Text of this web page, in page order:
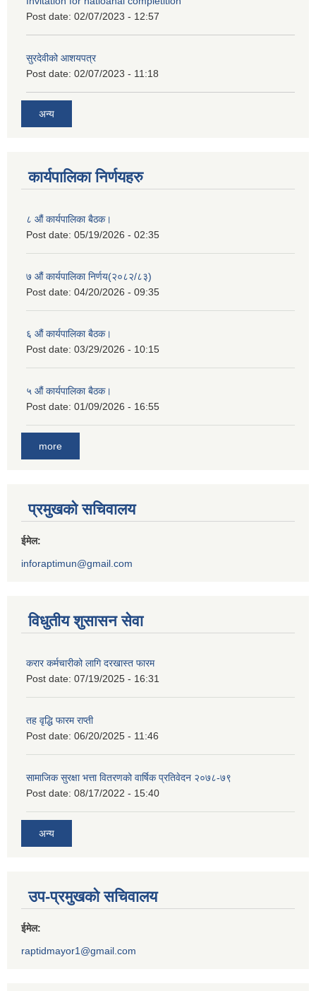
Post date: 02/07/2023 - 12:57
सुरदेवीको आशयपत्र
Post date: 02/07/2023 - 11:18
अन्य
कार्यपालिका निर्णयहरु
८ औं कार्यपालिका बैठक।
Post date: 05/19/2026 - 02:35
७ औं कार्यपालिका निर्णय(२०८२/८३)
Post date: 04/20/2026 - 09:35
६ औं कार्यपालिका बैठक।
Post date: 03/29/2026 - 10:15
५ औं कार्यपालिका बैठक।
Post date: 01/09/2026 - 16:55
more
प्रमुखको सचिवालय
ईमेल:
inforaptimun@gmail.com
विधुतीय शुसासन सेवा
करार कर्मचारीको लागि दरखास्त फारम
Post date: 07/19/2025 - 16:31
तह वृद्धि फारम राप्ती
Post date: 06/20/2025 - 11:46
सामाजिक सुरक्षा भत्ता वितरणको वार्षिक प्रतिवेदन २०७८-७९
Post date: 08/17/2022 - 15:40
अन्य
उप-प्रमुखको सचिवालय
ईमेल:
raptidmayor1@gmail.com